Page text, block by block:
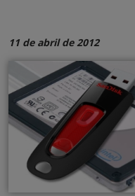
11 de abril de 2012